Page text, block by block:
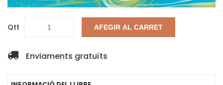
Qtt AFEGIR AL CARRET
Enviaments gratuïts